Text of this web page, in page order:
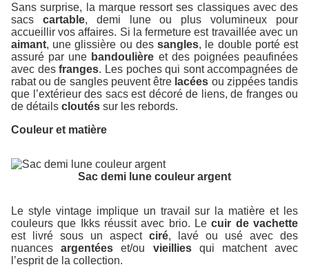
Sans surprise, la marque ressort ses classiques avec des
sacs cartable, demi lune ou plus volumineux pour
accueillir vos affaires. Si la fermeture est travaillée avec un
aimant, une glissière ou dessangles, le double porté est
assuré par une bandoulière et des poignées peaufinées
avec desfranges. Les poches qui sont accompagnées de
rabat ou de sangles peuvent être lacées ou zippées tandis
que l’extérieur des sacs est décoré de liens, de franges ou
de détails cloutés sur les rebords.
Couleur et matière
Sac demi lune couleur argent
Le style vintage implique un travail sur la matière et les
couleurs que Ikks réussit avec brio. Lecuir de vachette
est livré sous un aspect ciré, lavé ou usé avec des
nuancesargentées et/ou vieilliesqui matchent avec
l’esprit de la collection.